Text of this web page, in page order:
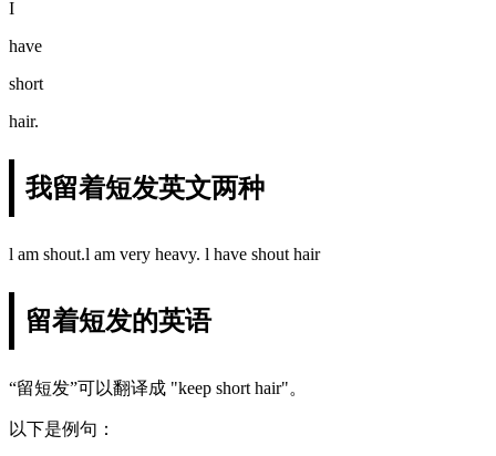
I
have
short
hair.
我留着短发英文两种
l am shout.l am very heavy. l have shout hair
留着短发的英语
“留短发”可以翻译成 "keep short hair"。
以下是例句：